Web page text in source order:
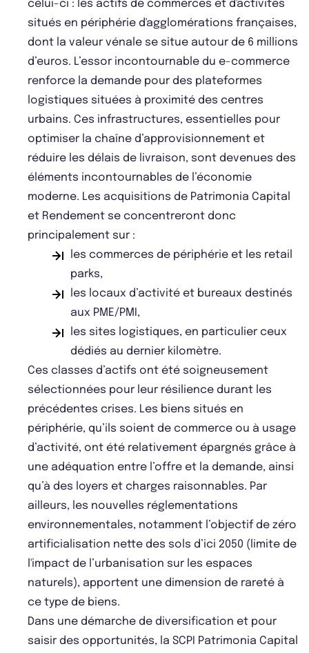
celui-ci : les actifs de commerces et d'activités
situés en périphérie d'agglomérations françaises,
dont la valeur vénale se situe autour de 6 millions
d’euros. L’essor incontournable du e-commerce
renforce la demande pour des plateformes
logistiques situées à proximité des centres
urbains. Ces infrastructures, essentielles pour
optimiser la chaîne d’approvisionnement et
réduire les délais de livraison, sont devenues des
éléments incontournables de l’économie
moderne. Les acquisitions de Patrimonia Capital
et Rendement se concentreront donc
principalement sur :
les commerces de périphérie et les retail
parks,
les locaux d’activité et bureaux destinés
aux PME/PMI,
les sites logistiques, en particulier ceux
dédiés au dernier kilomètre.
Ces classes d’actifs ont été soigneusement
sélectionnées pour leur résilience durant les
précédentes crises. Les biens situés en
périphérie, qu’ils soient de commerce ou à usage
d’activité, ont été relativement épargnés grâce à
une adéquation entre l’offre et la demande, ainsi
qu’à des loyers et charges raisonnables. Par
ailleurs, les nouvelles réglementations
environnementales, notamment l’objectif de zéro
artificialisation nette des sols d’ici 2050 (limite de
l'impact de l’urbanisation sur les espaces
naturels), apportent une dimension de rareté à
ce type de biens.
Dans une démarche de diversification et pour
saisir des opportunités, la SCPI Patrimonia Capital